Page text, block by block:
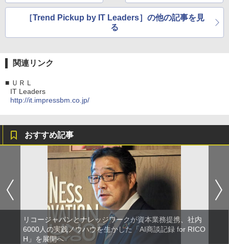
［Trend Pickup by IT Leaders］の他の記事を見
る
関連リンク
■ ＵＲＬ
IT Leaders
http://it.impressbm.co.jp/
おすすめ記事
リコージャパンとナレッジワークが資本業務提携、社内
6000人の実践ノウハウを生かした「AI商談記録 for RICO
H」を展開へ